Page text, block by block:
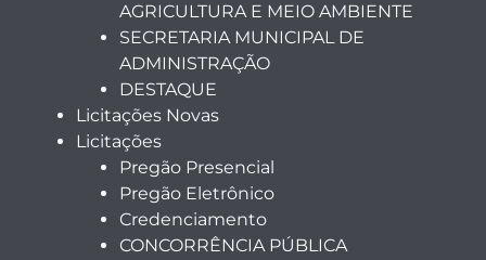
AGRICULTURA E MEIO AMBIENTE
SECRETARIA MUNICIPAL DE
ADMINISTRAÇÃO
DESTAQUE
Licitações Novas
Licitações
Pregão Presencial
Pregão Eletrônico
Credenciamento
CONCORRÊNCIA PÚBLICA